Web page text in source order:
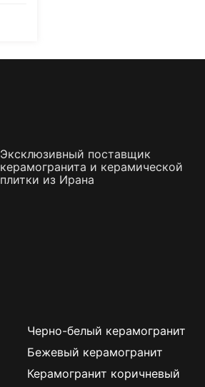
Эксклюзивный поставщик
керамогранита и керамической
плитки из Ирана
Черно-белый керамогранит
Бежевый керамогранит
Керамогранит коричневый